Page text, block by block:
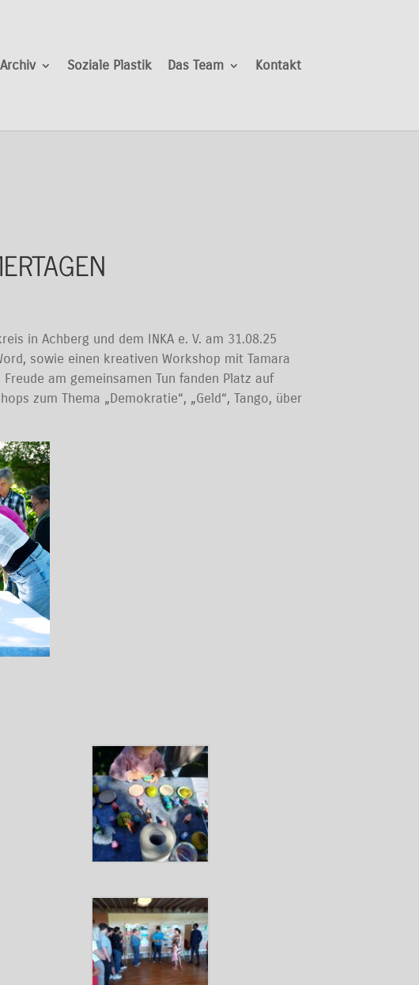
Soziale Plastik Das Team Kontakt
in Achberg und dem INKA e. V. am 31.08.25
sowie einen kreativen Workshop mit Tamara
am gemeinsamen Tun fanden Platz auf
zum Thema „Demokratie“, „Geld“, Tango, über